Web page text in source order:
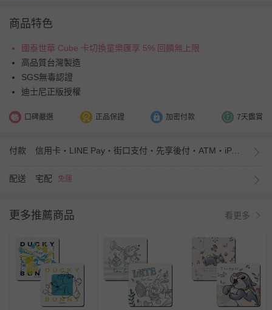
商品特色
國泰世華 Cube 卡切換童樂匯享 5% 回饋無上限
高品質台灣製造
SGS無毒認證
迪士尼正版授權
口碑嚴選 正品保證 加密付款 7天鑑賞
付款 信用卡・LINE Pay・街口支付・先享後付・ATM・iPASS MONEY
配送 宅配 免運
更多推薦商品 看更多